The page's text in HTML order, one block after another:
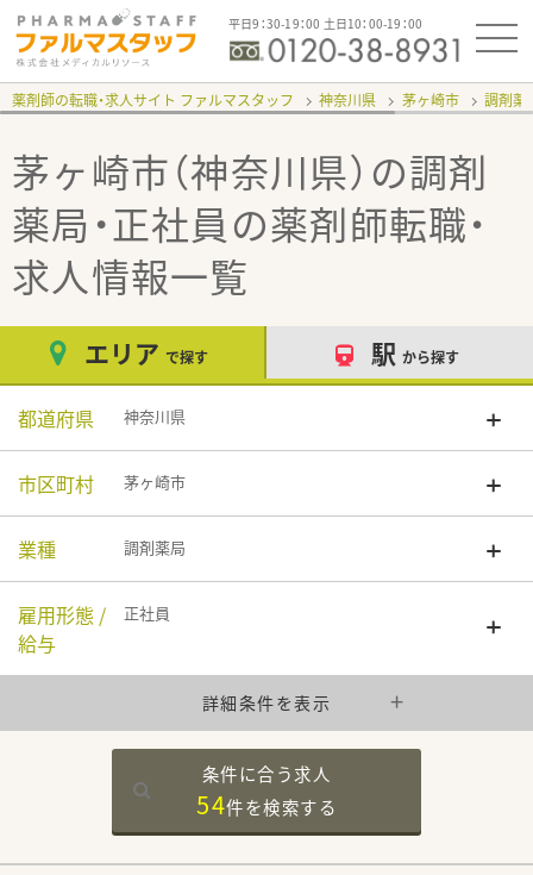
平日9：30-19：00 土日10：00-19：00
薬剤師の転職・求人サイト ファルマスタッフ 神奈川県 茅ヶ崎市 調剤薬
茅ヶ崎市（神奈川県）の調剤
薬局・正社員の薬剤師転職・
求人情報一覧
エリア で探す 駅 から探す
都道府県 神奈川県
市区町村 茅ヶ崎市
業種 調剤薬局
雇用形態 /
給与
正社員
詳細条件を表示
条件に合う求人
54件を検索する